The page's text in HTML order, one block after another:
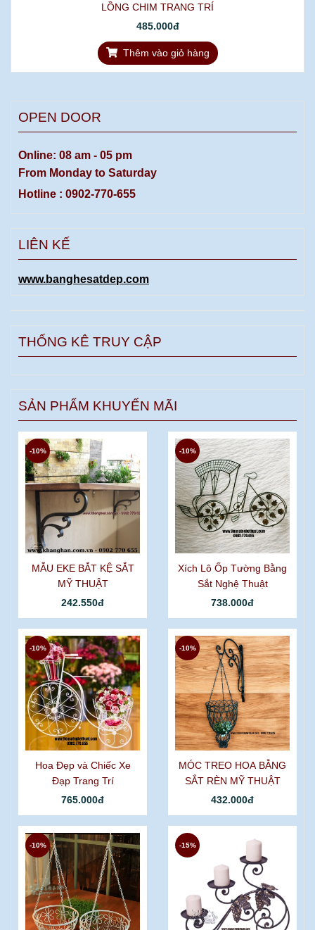
LỒNG CHIM TRANG TRÍ
485.000đ
Thêm vào giỏ hàng
OPEN DOOR
Online: 08 am - 05 pm
From Monday to Saturday
Hotline : 0902-770-655
LIÊN KẾ
www.banghesatdep.com
THỐNG KÊ TRUY CẬP
SẢN PHẨM KHUYẾN MÃI
MẪU EKE BẮT KỆ SẮT
MỸ THUẬT
242.550đ
-10%
Xích Lô Ốp Tường Bằng
Sắt Nghệ Thuật
738.000đ
-10%
Hoa Đẹp và Chiếc Xe
Đạp Trang Trí
765.000đ
-10%
MÓC TREO HOA BẰNG
SẮT RÈN MỸ THUẬT
432.000đ
-10%
-10% -15%